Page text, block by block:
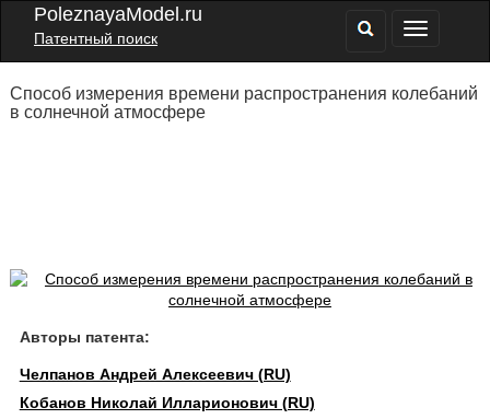
PoleznayaModel.ru
Патентный поиск
Способ измерения времени распространения колебаний
в солнечной атмосфере
Авторы патента:
Челпанов Андрей Алексеевич (RU)
Кобанов Николай Илларионович (RU)